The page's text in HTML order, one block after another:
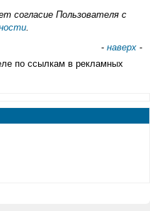
согласие Пользователя с
- наверх -
по ссылкам в рекламных